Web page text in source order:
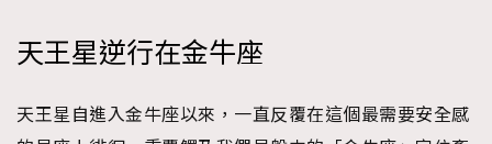
天王星逆行在金牛座
天王星自進入金牛座以來，一直反覆在這個最需要安全感